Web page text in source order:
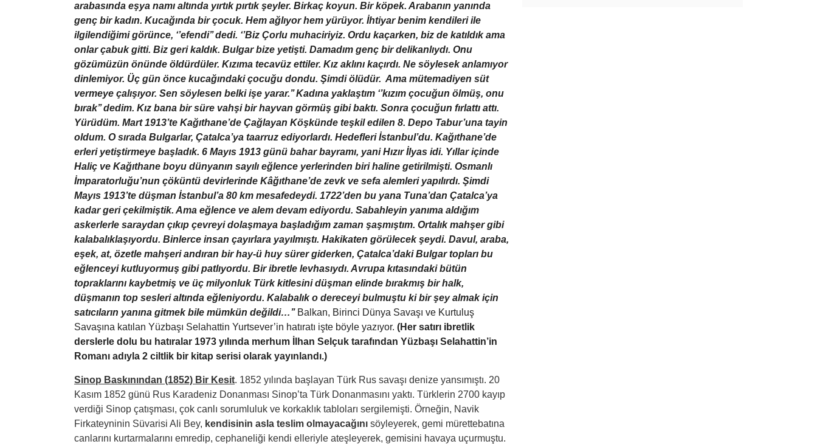
arabasında eşya namı altında yırtık pırtık şeyler. Birkaç koyun. Bir köpek. Arabanın yanında
genç bir kadın. Kucağında bir çocuk. Hem ağlıyor hem yürüyor. İhtiyar benim kendileri ile
ilgilendiğimi görünce, ‘’efendi’’ dedi. ‘’Biz Çorlu muhaciriyiz. Ordu kaçarken, biz de katıldık ama
onlar çabuk gitti. Biz geri kaldık. Bulgar bize yetişti. Damadım genç bir delikanlıydı. Onu
gözümüzün önünde öldürdüler. Kızıma tecavüz ettiler. Kız aklını kaçırdı. Ne söylesek anlamıyor
dinlemiyor. Üç gün önce kucağındaki çocuğu dondu. Şimdi ölüdür. Ama mütemadiyen süt
vermeye çalışıyor. Sen söylesen belki işe yarar.’’ Kadına yaklaştım ‘’kızım çocuğun ölmüş, onu
bırak’’ dedim. Kız bana bir süre vahşi bir hayvan görmüş gibi baktı. Sonra çocuğun fırlattı attı.
Yürüdüm. Mart 1913’te Kağıthane’de Çağlayan Köşkünde teşkil edilen 8. Depo Tabur’una tayin
oldum. O sırada Bulgarlar, Çatalca’ya taarruz ediyorlardı. Hedefleri İstanbul’du. Kağıthane’de
erleri yetiştirmeye başladık. 6 Mayıs 1913 günü bahar bayramı, yani Hızır İlyas idi. Yıllar içinde
Haliç ve Kağıthane boyu dünyanın sayılı eğlence yerlerinden biri haline getirilmişti. Osmanlı
İmparatorluğu’nun çöküntü devirlerinde Kâğıthane’de zevk ve sefa alemleri yapılırdı. Şimdi
Mayıs 1913’te düşman İstanbul’a 80 km mesafedeydi. 1722’den bu yana Tuna’dan Çatalca’ya
kadar geri çekilmiştik. Ama eğlence ve alem devam ediyordu. Sabahleyin yanıma aldığım
askerlerle saraydan çıkıp çevreyi dolaşmaya başladığım zaman şaşmıştım. Ortalık mahşer gibi
kalabalıklaşıyordu. Binlerce insan çayırlara yayılmıştı. Hakikaten görülecek şeydi. Davul, araba,
eşek, at, özetle mahşeri andıran bir hay-ü huy sürer giderken, Çatalca’daki Bulgar topları bu
eğlenceyi kutluyormuş gibi patlıyordu. Bir ibretle levhasıydı. Avrupa kıtasındaki bütün
topraklarını kaybetmiş ve üç milyonluk Türk kitlesini düşman elinde bırakmış bir halk,
düşmanın top sesleri altında eğleniyordu. Kalabalık o dereceyi bulmuştu ki bir şey almak için
satıcıların yanına gitmek bile mümkün değildi…’’ Balkan, Birinci Dünya Savaşı ve Kurtuluş
Savaşına katılan Yüzbaşı Selahattin Yurtsever’in hatıratı işte böyle yazıyor. (Her satırı ibretlik
derslerle dolu bu hatıralar 1973 yılında merhum İlhan Selçuk tarafından Yüzbaşı Selahattin’in
Romanı adıyla 2 ciltlik bir kitap serisi olarak yayınlandı.)
Sinop Baskınından (1852) Bir Kesit. 1852 yılında başlayan Türk Rus savaşı denize yansımıştı. 20
Kasım 1852 günü Rus Karadeniz Donanması Sinop’ta Türk Donanmasını yaktı. Türklerin 2700 kayıp
verdiği Sinop çatışması, çok canlı sorumluluk ve korkaklık tabloları sergilemişti. Örneğin, Navik
Firkateyninin Süvarisi Ali Bey, kendisinin asla teslim olmayacağını söyleyerek, gemi mürettebatına
canlarını kurtarmalarını emredip, cephaneliği kendi elleriyle ateşleyerek, gemisini havaya uçurmuştu.